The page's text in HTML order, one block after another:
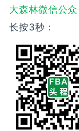
大森林微信公
长按3秒：